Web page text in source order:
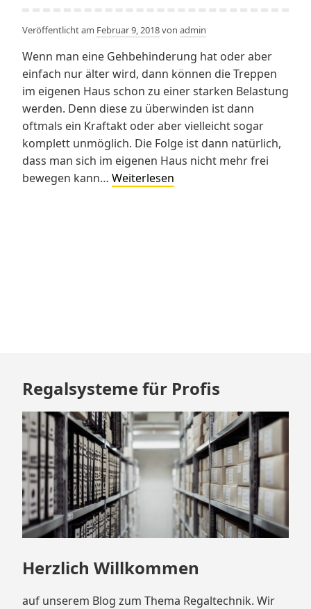
Veröffentlicht am Februar 9, 2018von admin
Wenn man eine Gehbehinderung hat oder aber
einfach nur älter wird, dann können die Treppen
im eigenen Haus schon zu einer starken Belastung
werden. Denn diese zu überwinden ist dann
oftmals ein Kraftakt oder aber vielleicht sogar
komplett unmöglich. Die Folge ist dann natürlich,
dass man sich im eigenen Haus nicht mehr frei
bewegen kann… Weiterlesen
Zum
Footer
springen
Regalsysteme für Profis
Herzlich Willkommen
auf unserem Blog zum Thema Regaltechnik. Wir